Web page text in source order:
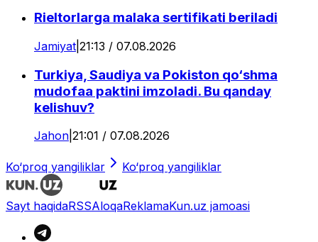
Rieltorlarga malaka sertifikati beriladi
Jamiyat 21:13 / 07.08.2026
Turkiya, Saudiya va Pokiston qo‘shma
mudofaa paktini imzoladi. Bu qanday
kelishuv?
Jahon 21:01 / 07.08.2026
Ko‘proq yangiliklar Ko‘proq yangiliklar
Sayt haqidaRSSAloqaReklamaKun.uz jamoasi